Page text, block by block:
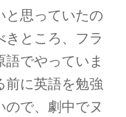
と思っていたの
きところ、フラ
でやっていま
前に英語を勉強
ので、劇中でヌ